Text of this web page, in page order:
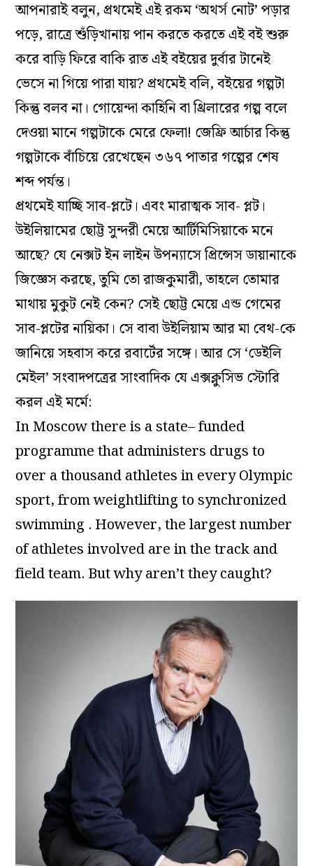
আপনারাই বলুন, প্রথমেই এই রকম ‘অথর্স নোট’ পড়ার
পড়ে, রাত্রে শুঁড়িখানায় পান করতে করতে এই বই শুরু
করে বাড়ি ফিরে বাকি রাত এই বইয়ের দুর্বার টানেই
ভেসে না গিয়ে পারা যায়? প্রথমেই বলি, বইয়ের গল্পটা
কিন্তু বলব না। গোয়েন্দা কাহিনি বা থ্রিলারের গল্প বলে
দেওয়া মানে গল্পটাকে মেরে ফেলা! জেফ্রি আর্চার কিন্তু
গল্পটাকে বাঁচিয়ে রেখেছেন ৩৬৭ পাতার গল্পের শেষ
শব্দ পর্যন্ত।
প্রথমেই যাচ্ছি সাব-প্লটে। এবং মারাত্মক সাব- প্লট।
উইলিয়ামের ছোট্ট সুন্দরী মেয়ে আর্টিমিসিয়াকে মনে
আছে? যে নেক্সট ইন লাইন উপন্যাসে প্রিন্সেস ডায়ানাকে
জিজ্ঞেস করছে, তুমি তো রাজকুমারী, তাহলে তোমার
মাথায় মুকুট নেই কেন? সেই ছোট্ট মেয়ে এন্ড গেমের
সাব-প্লটের নায়িকা। সে বাবা উইলিয়াম আর মা বেথ-কে
জানিয়ে সহবাস করে রবার্টের সঙ্গে। আর সে ‘ডেইলি
মেইল’ সংবাদপত্রের সাংবাদিক যে এক্সক্লুসিভ স্টোরি
করল এই মর্মে:
In Moscow there is a state– funded
programme that administers drugs to
over a thousand athletes in every Olympic
sport, from weightlifting to synchronized
swimming . However, the largest number
of athletes involved are in the track and
field team. But why aren’t they caught?